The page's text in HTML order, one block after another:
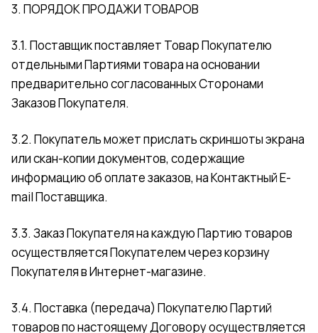
3. ПОРЯДОК ПРОДАЖИ ТОВАРОВ
3.1. Поставщик поставляет Товар Покупателю
отдельными Партиями товара на основании
предварительно согласованных Сторонами
Заказов Покупателя.
3.2. Покупатель может прислать скриншоты экрана
или скан-копии документов, содержащие
информацию об оплате заказов, на Контактный E-
mail Поставщика.
3.3. Заказ Покупателя на каждую Партию товаров
осуществляется Покупателем через корзину
Покупателя в Интернет-магазине.
3.4. Поставка (передача) Покупателю Партий
товаров по настоящему Договору осуществляется